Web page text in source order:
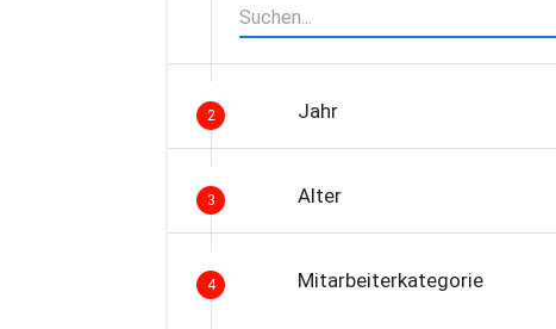
2 Jahr
3 Alter
4 Mitarbeiterkategorie